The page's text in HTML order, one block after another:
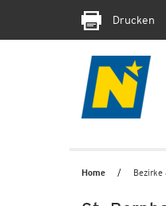
Drucken
Home Bezirke